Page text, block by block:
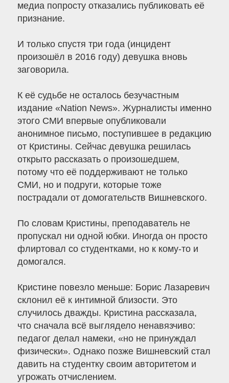
медиа попросту отказались публиковать её
признание.
И только спустя три года (инцидент
произошёл в 2016 году) девушка вновь
заговорила.
К её судьбе не осталось безучастным
издание «Nation News». Журналисты именно
этого СМИ впервые опубликовали
анонимное письмо, поступившее в редакцию
от Кристины. Сейчас девушка решилась
открыто рассказать о произошедшем,
потому что её поддерживают не только
СМИ, но и подруги, которые тоже
пострадали от домогательств Вишневского.
По словам Кристины, преподаватель не
пропускал ни одной юбки. Иногда он просто
флиртовал со студентками, но к кому-то и
домогался.
Кристине повезло меньше: Борис Лазаревич
склонил её к интимной близости. Это
случилось дважды. Кристина рассказала,
что сначала всё выглядело ненавязчиво:
педагог делал намеки, «но не принуждал
физически». Однако позже Вишневский стал
давить на студентку своим авторитетом и
угрожать отчислением.